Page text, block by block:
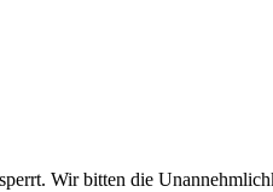
Wir bitten die